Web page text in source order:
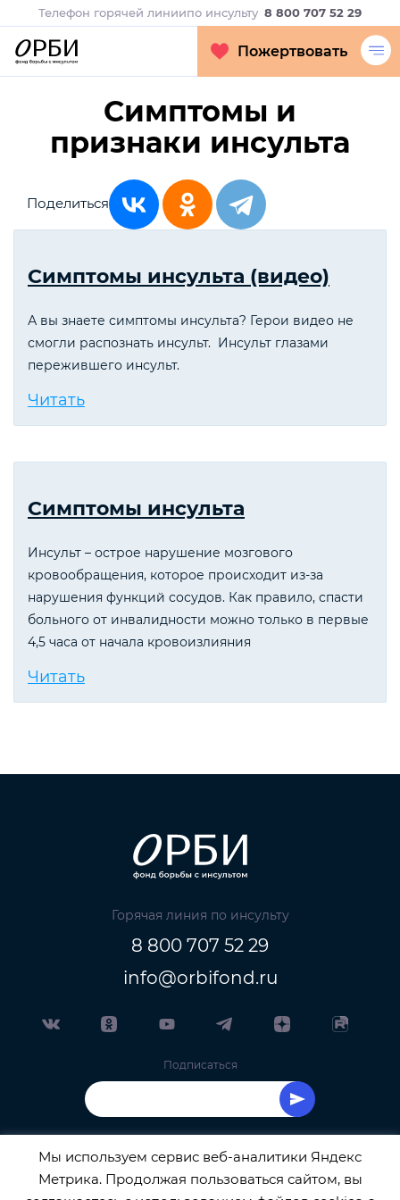
Телефон горячей линиипо инсульту 8 800 707 52 29
Пожертвовать
Симптомы и
признаки инсульта
Поделиться
Симптомы инсульта (видео)
А вы знаете симптомы инсульта? Герои видео не
смогли распознать инсульт. Инсульт глазами
пережившего инсульт.
Читать
Симптомы инсульта
Инсульт – острое нарушение мозгового
кровообращения, которое происходит из-за
нарушения функций сосудов. Как правило, спасти
больного от инвалидности можно только в первые
4,5 часа от начала кровоизлияния
Читать
Горячая линия по инсульту
8 800 707 52 29
info@orbifond.ru
Подписаться
ОФИЦИАЛЬНЫЙ ОПЕРАТОР ОБРАБОТКИ
Мы используем сервис веб-аналитики Яндекс
Метрика. Продолжая пользоваться сайтом, вы